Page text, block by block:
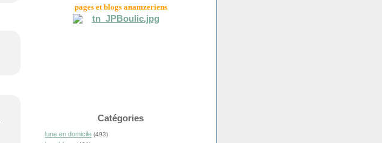
pages et blogs anamzeriens
Catégories
lune en domicile (493)